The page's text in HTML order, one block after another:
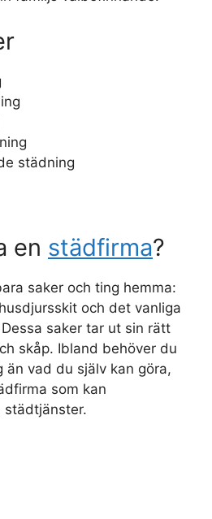
städning
en städfirma?
saker och ting hemma:
och det vanliga
saker tar ut sin rätt
skåp. Ibland behöver du
än vad du själv kan göra,
som kan
städtjänster.